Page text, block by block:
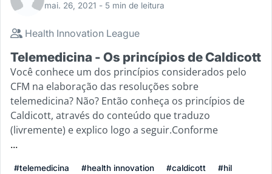
mai. 26, 2021 - 5 min de leitura
Health Innovation League
Telemedicina - Os princípios de Caldicott
Você conhece um dos princípios considerados pelo
CFM na elaboração das resoluções sobre
telemedicina? Não? Então conheça os princípios de
Caldicott, através do conteúdo que traduzo
(livremente) e explico logo a seguir.Conforme
...
#telemedicina #health innovation #caldicott
#hil